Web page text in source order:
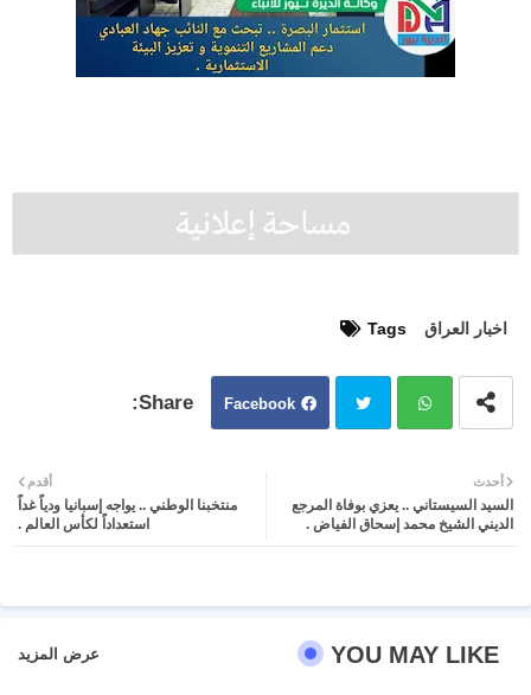
Tags اخبار العراق
Facebook
ter atsa
أحدث
السيد السيستاني .. يعزي بوفاة المرجع
الديني الشيخ محمد إسحاق الفياض .
أقدم
منتخبنا الوطني .. يواجه إسبانيا ودياً غداً
استعداداً لكأس العالم .
YOU MAY LIKE عرض المزيد